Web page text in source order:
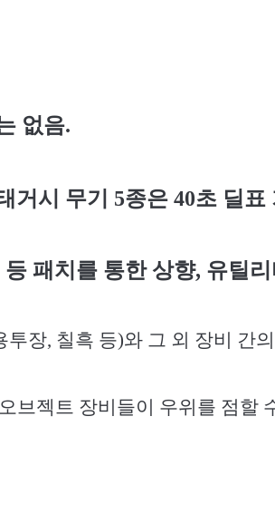
없음.
거시 무기 5종은 40초 딜표
등 패치를 통한 상향, 유틸
투장, 칠흑 등)와 그 외 장비 간
브젝트 장비들이 우위를 점할